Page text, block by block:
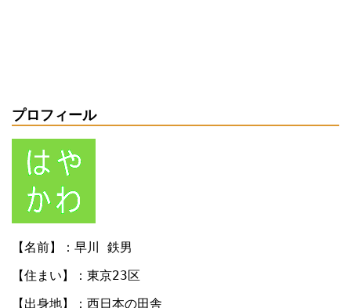
プロフィール
【名前】：早川 鉄男
【住まい】：東京23区
【出身地】：西日本の田舎